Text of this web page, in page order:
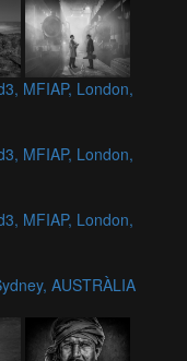
MFIAP, London,
MFIAP, London,
MFIAP, London,
AUSTRÀLIA